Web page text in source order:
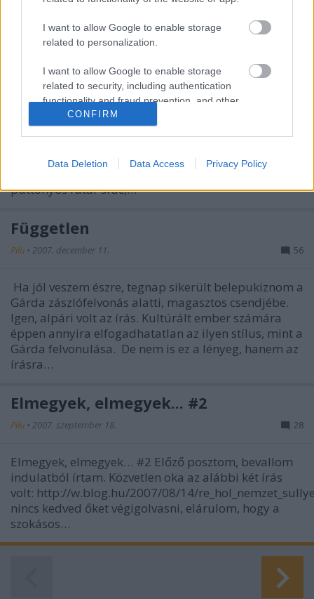
I want to allow Google to enable storage
related to personalization.
I want to allow Google to enable storage
related to security, including authentication
functionality and fraud prevention, and other
user protection.
CONFIRM
Data Deletion Data Access Privacy Policy
Manáger Uram
2008. február 12.
Megint ülök a dugóban. Ez a Hungária totál KO, itt
hajnal kettőkor is nyomor van. Araszolunk az Üllői
híján, alkalmi szomszédjaim intim szférájába
fókuszálom a pupillámat. Előttem család, jobbra
puttonyos futár srác,…
Független
Pilu • 2007. december 11. 56
Ha jól veszem észre, tegnap sikerült belepukiznom a
Gárda zászlófelvonás alatti, magasztos csendjébe.
Igen, alpári volt az írás. Kultúrált ember számára
éppen annyira elfogadhatatlan az ilyen stílus, mint a
Gárda felvonulása. De nem is ez a lényeg, hanem az
írásra…
Elmegyek, elmegyek... #2
Pilu • 2007. szeptember 18. 28
Elmegyek, elmegyek… #2 Előző posztom, bevallom
indulatból írtam. Közvetlen oka az alábbi két írás
volt: http://w.blog.hu/2007/08/14/
nincs kedved őket végigolvasni, elárulom, hogy a
szokásos…